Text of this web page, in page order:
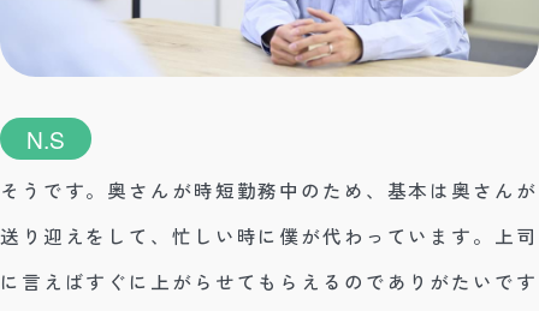
N.S
そうです。奥さんが時短勤務中のため、基本は奥さんが
送り迎えをして、忙しい時に僕が代わっています。上司
に言えばすぐに上がらせてもらえるのでありがたいです